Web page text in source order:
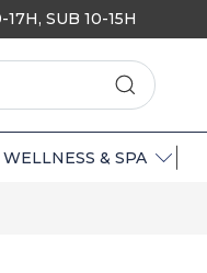
SUB 10-15H
WELLNESS & SPA